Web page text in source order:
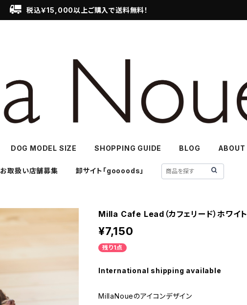
税込￥15,000以上ご購入で送料無料！
DOG MODEL SIZE SHOPPING GUIDE BLOG ABOUT
お取扱い店舗募集 卸サイト「goooods」
Milla Cafe Lead（カフェリード）ホワイト
¥7,150
残り1点
International shipping available
MillaNoueのアイコンデザイン